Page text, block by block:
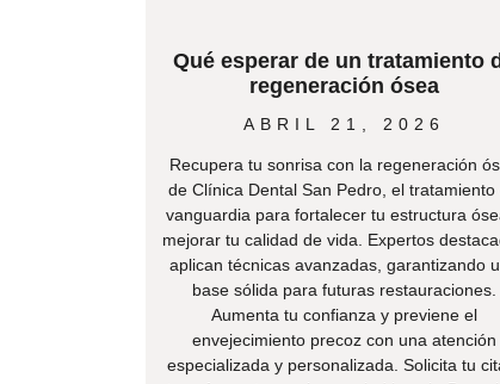
Qué esperar de un tratamiento
regeneración ósea
ABRIL 21, 2026
Recupera tu sonrisa con la regeneración
de Clínica Dental San Pedro, el tratamiento
vanguardia para fortalecer tu estructura
mejorar tu calidad de vida. Expertos
aplican técnicas avanzadas, garantizando
base sólida para futuras restauraciones.
Aumenta tu confianza y previene el
envejecimiento precoz con una atención
especializada y personalizada. Solicita tu